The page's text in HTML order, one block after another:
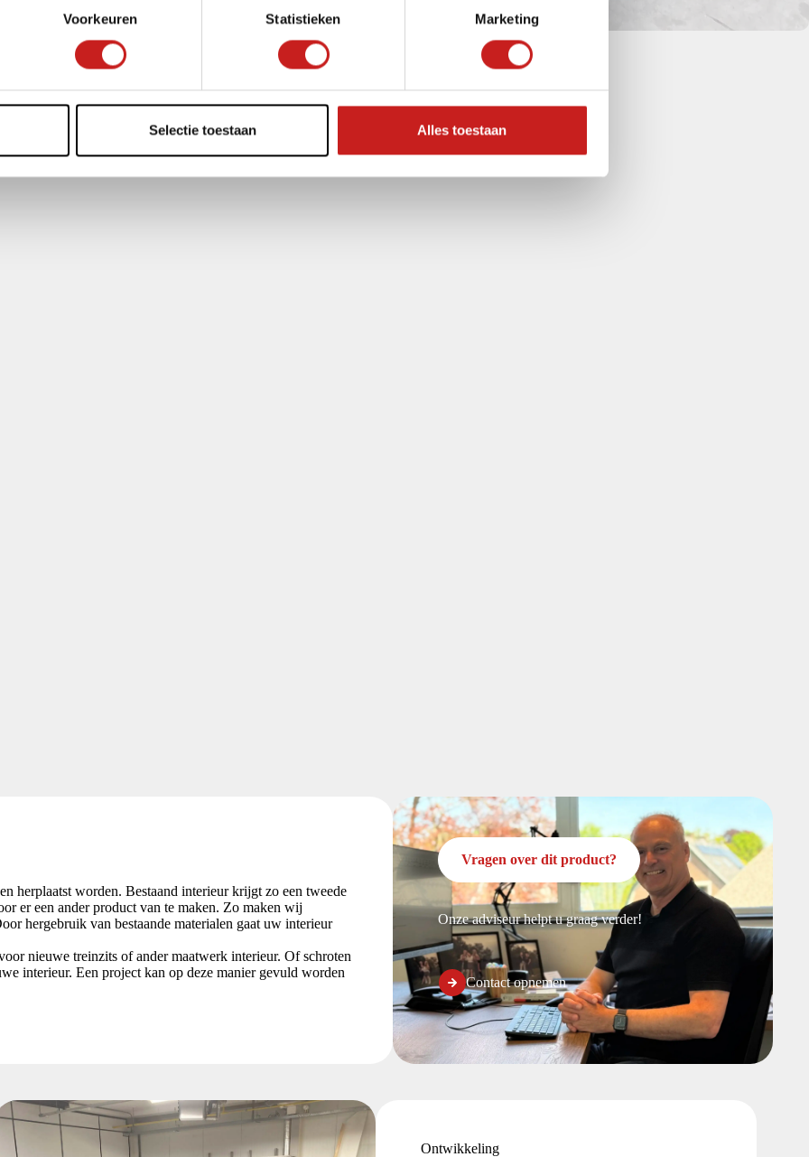
Voorkeuren Statistieken Marketing
Selectie toestaan Alles toestaan
herplaatst worden. Bestaand interieur krijgt zo een tweede
er een ander product van te maken. Zo maken wij
hergebruik van bestaande materialen gaat uw interieur
nieuwe treinzits of ander maatwerk interieur. Of schroten
interieur. Een project kan op deze manier gevuld worden
Vragen over dit product?
Onze adviseur helpt u graag verder!
Contact opnemen
Ontwikkeling